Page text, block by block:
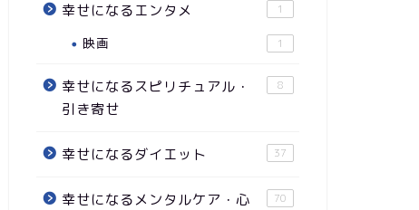
幸せになるエンタメ 1
映画 1
幸せになるスピリチュアル・
引き寄せ
8
幸せになるダイエット 37
幸せになるメンタルケア・心
70